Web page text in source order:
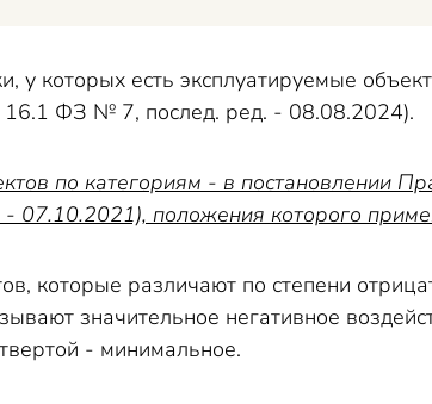
у которых есть эксплуатируемые
16.1 ФЗ № 7, послед. ред. - 08.08.2024).
по категориям - в постановлении
- 07.10.2021), положения которого
которые различают по степени
значительное негативное
- минимальное.